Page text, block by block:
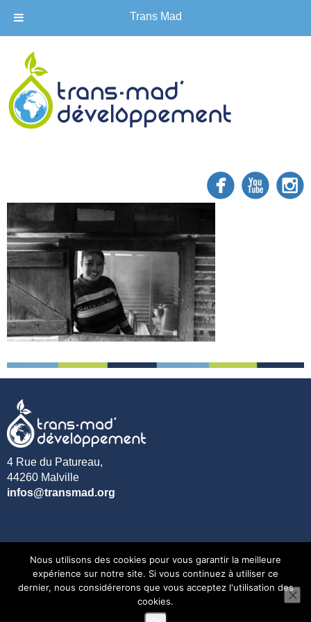
4 Rue du Patureau,
44260 Malville
infos@transmad.org
Mentions légales
Nous utilisons des cookies pour vous garantir la meilleure
expérience sur notre site. Si vous continuez à utiliser ce
dernier, nous considérerons que vous acceptez l'utilisation des
cookies.
Trans Mad